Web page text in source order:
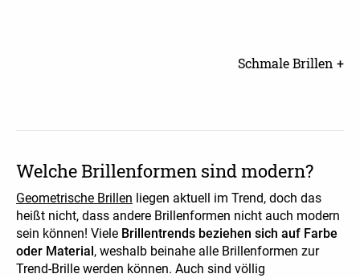
Schmale Brillen +
Welche Brillenformen sind modern?
Geometrische Brillen liegen aktuell im Trend, doch das
heißt nicht, dass andere Brillenformen nicht auch modern
sein können! Viele Brillentrends beziehen sich auf Farbe
oder Material, weshalb beinahe alle Brillenformen zur
Trend-Brille werden können. Auch sind völlig